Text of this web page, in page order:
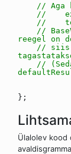
// Aga
//
//
//
reegel on
// siis
//
};
Ülalolev kood